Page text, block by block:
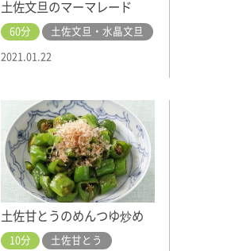
土佐文旦のマーマレード
60分 土佐文旦・水晶文旦
2021.01.22
土佐甘とうのめんつゆ炒め
10分 土佐甘とう